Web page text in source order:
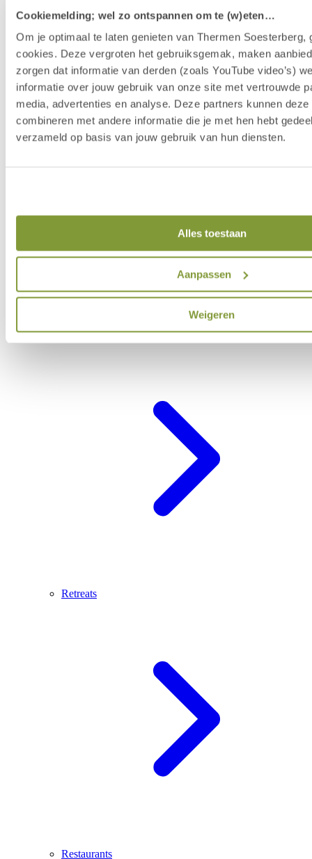
Cookiemelding; wel zo ontspannen om te (w)eten…
Om je optimaal te laten genieten van Thermen Soesterberg,
cookies. Deze vergroten het gebruiksgemak, maken
zorgen dat informatie van derden (zoals YouTube video’s)
informatie over jouw gebruik van onze site met vertrouwde
media, advertenties en analyse. Deze partners kunnen deze
combineren met andere informatie die je met hen hebt
verzameld op basis van jouw gebruik van hun diensten.
Alles toestaan
Aanpassen
Weigeren
Faciliteiten
Belevenisprogramma
Retreats
Restaurants